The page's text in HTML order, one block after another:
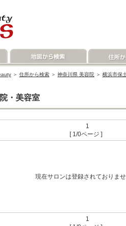
＞ 住所から検索 ＞ 神奈川県 美容院 ＞ 横浜市保
・美容室
1
[ 1/0ページ ]
現在サロンは登録されておりま
1